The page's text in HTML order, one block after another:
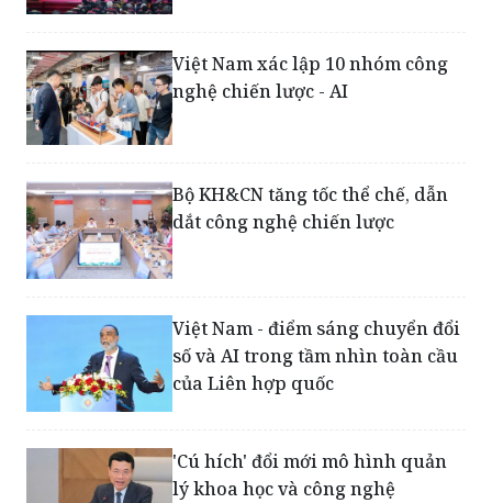
Việt Nam xác lập 10 nhóm công
nghệ chiến lược - AI
Bộ KH&CN tăng tốc thể chế, dẫn
dắt công nghệ chiến lược
Việt Nam - điểm sáng chuyển đổi
số và AI trong tầm nhìn toàn cầu
của Liên hợp quốc
'Cú hích' đổi mới mô hình quản
lý khoa học và công nghệ